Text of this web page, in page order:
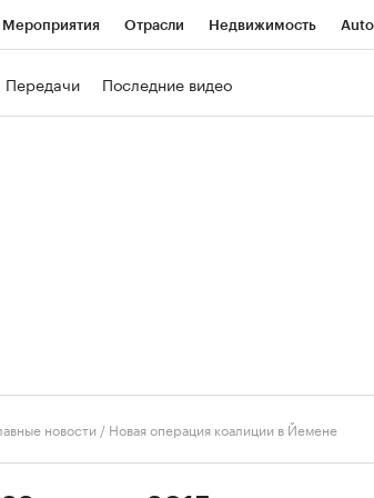
Мероприятия Отрасли Недвижимость
Передачи Последние видео
новости / Новая операция коалиции в Йемене